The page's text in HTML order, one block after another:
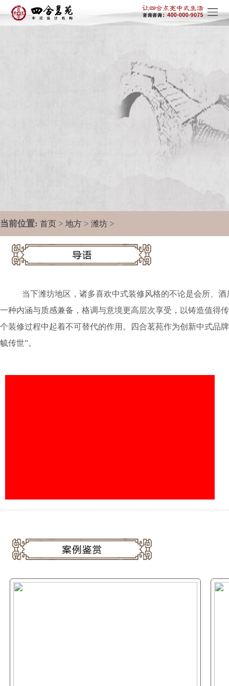
当前位置: 首页 > 地方 > 潍坊 >
当下潍坊地区，诸多喜欢中式装修风格的不论是会所、
一种内涵与质感兼备，格调与意境更高层次享受，以铸造值得
个装修过程中起着不可替代的作用。四合茗苑作为创新中式品
毓传世”。